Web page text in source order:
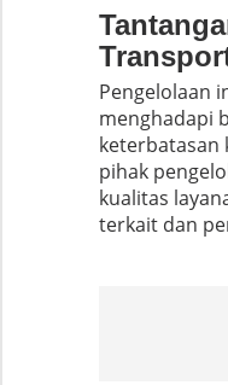
Pengelolaan
menghadapi
keterbatasan
pihak
kualitas
terkait dan